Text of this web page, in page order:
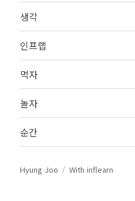
생각
인프랩
먹자
놀자
순간
Hyung Joo With inflearn